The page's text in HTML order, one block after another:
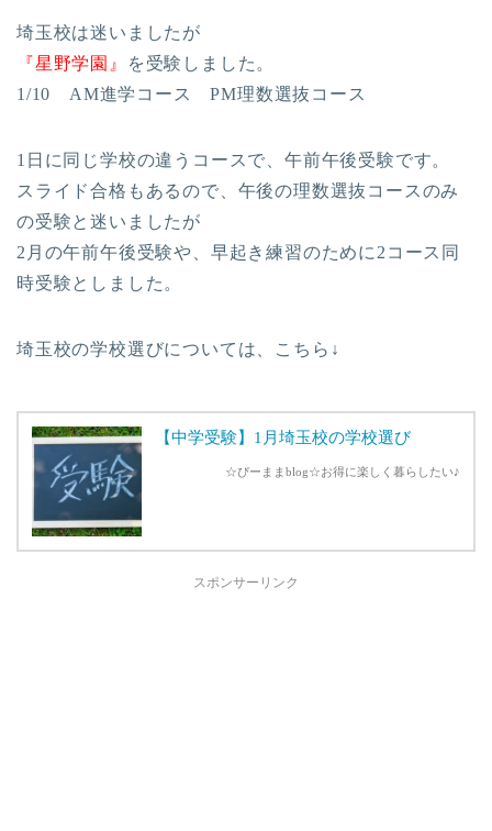
埼玉校は迷いましたが
『星野学園』
を受験しました。
1/10 AM進学コース PM理数選抜コース
1日に同じ学校の違うコースで、午前午後受験です。
スライド合格もあるので、午後の理数選抜コースのみ
の受験と迷いましたが
2月の午前午後受験や、早起き練習のために2コース同
時受験としました。
埼玉校の学校選びについては、こちら↓
【中学受験】1月埼玉校の学校選び
☆ぴーままblog☆お得に楽しく暮らしたい♪
スポンサーリンク